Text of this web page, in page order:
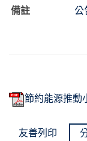
備註 公
節約能源推動
友善列印